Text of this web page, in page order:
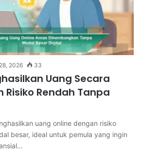
2026 33
Uang Secara
Risiko Rendah Tanpa
uang online dengan risiko
besar, ideal untuk pemula yang ingin